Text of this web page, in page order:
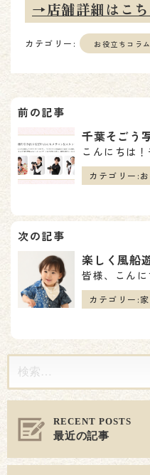
→店舗詳細はこち
カテゴリー: お役立ちコラム
投
稿
ナ
ゲ
ー
シ
ョ
ン
カテゴリー:
楽しく風船
カテゴリー:
最近の記事